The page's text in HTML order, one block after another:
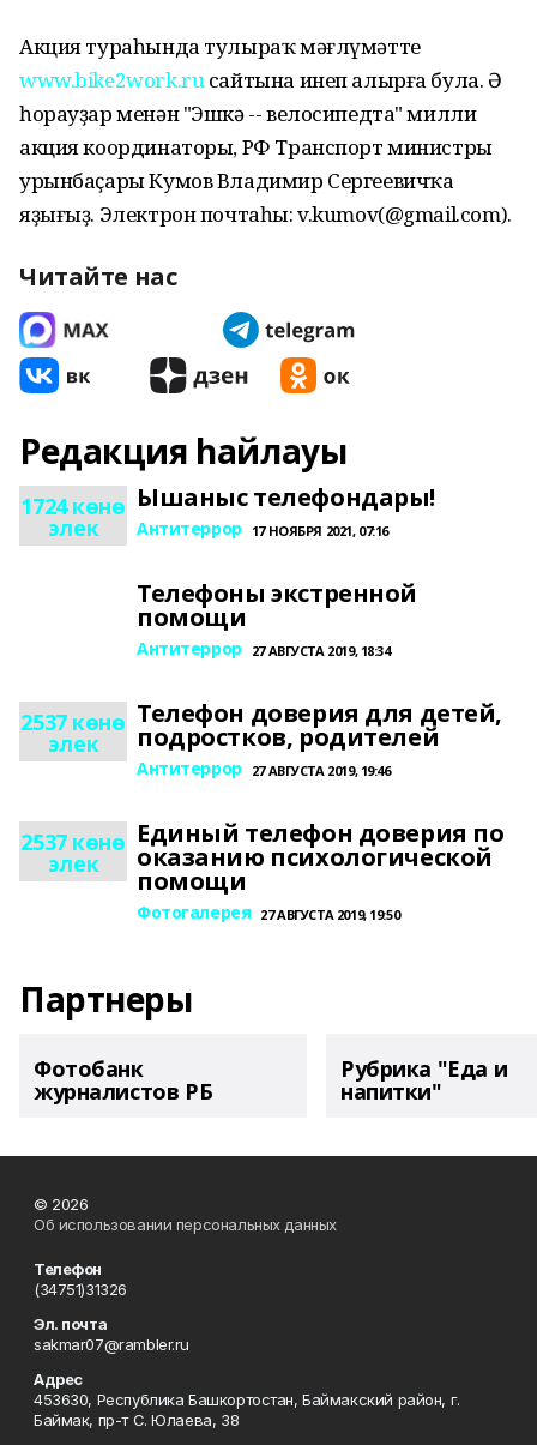
Акция тураһында тулыраҡ мәғлүмәтте
www.bike2work.ruсайтына инеп алырға була. Ә
һорауҙар менән "Эшкә -- велосипедта" милли
акция координаторы, РФ Транспорт министры
урынбаҫары Кумов Владимир Сергеевичҡа
яҙығыҙ. Электрон почтаһы: v.kumov(@gmail.com).
Читайте нас
Редакция һайлауы
1724 көнө
элек
Ышаныс телефондары!
Антитеррор 17 НОЯБРЯ 2021, 07:16
Телефоны экстренной
помощи
Антитеррор 27 АВГУСТА 2019, 18:34
2537 көнө
элек
Телефон доверия для детей,
подростков, родителей
Антитеррор 27 АВГУСТА 2019, 19:46
2537 көнө
элек
Единый телефон доверия по
оказанию психологической
помощи
Фотогалерея 27 АВГУСТА 2019, 19:50
Партнеры
Фотобанк
журналистов РБ
Рубрика "Еда и
напитки"
© 2026
Об использовании персональных данных
Телефон
(34751)31326
Эл. почта
sakmar07@rambler.ru
Адрес
453630, Республика Башкортостан, Баймакский район, г.
Баймак, пр-т С. Юлаева, 38